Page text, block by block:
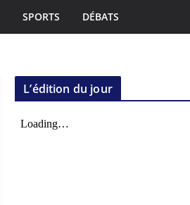
SPORTS DÉBATS
L’édition du jour